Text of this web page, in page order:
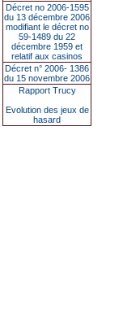
Décret no 2006-1595
du 13 décembre 2006
modifiant le décret no
59-1489 du 22
décembre 1959 et
relatif aux casinos
Décret n° 2006- 1386
du 15 novembre 2006
Rapport Trucy
Evolution des jeux de
hasard